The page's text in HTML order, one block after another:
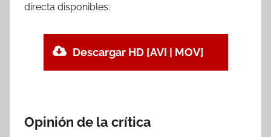
directa disponibles:
Descargar HD [AVI | MOV]
Opinión de la crítica